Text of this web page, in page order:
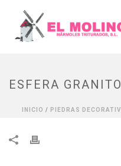
ESFERA
INICIO / PIEDRAS